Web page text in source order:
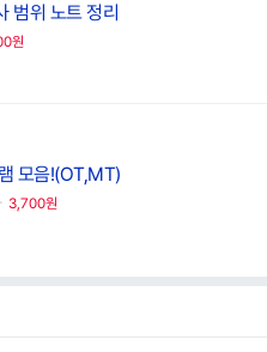
범위 노트 정리
원
모음!(OT,MT)
3,700원